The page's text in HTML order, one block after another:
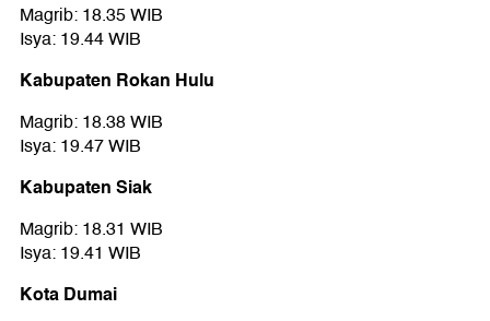
Magrib: 18.35 WIB
Isya: 19.44 WIB
Kabupaten Rokan Hulu
Magrib: 18.38 WIB
Isya: 19.47 WIB
Kabupaten Siak
Magrib: 18.31 WIB
Isya: 19.41 WIB
Kota Dumai